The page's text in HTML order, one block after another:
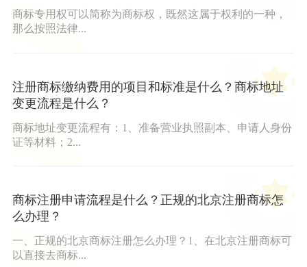
商标专用权可以简称为商标权，既然这属于权利的一种，
那么按照法律...
注册商标缴纳费用的项目和标准是什么？商标地址
变更流程是什么？
商标地址变更流程有：1、准备营业执照副本、申请人身份
证等材料；2...
商标注册申请流程是什么？正规的北京注册商标怎
么办理？
一、正规的北京商标注册怎么办理？1、在北京注册商标可
以直接去商标...